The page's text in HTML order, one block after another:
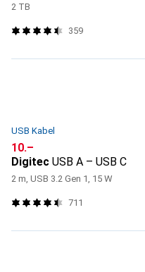
2 TB
359
USB Kabel
CHF
10.–
Digitec USB A – USB C
2 m, USB 3.2 Gen 1, 15 W
711